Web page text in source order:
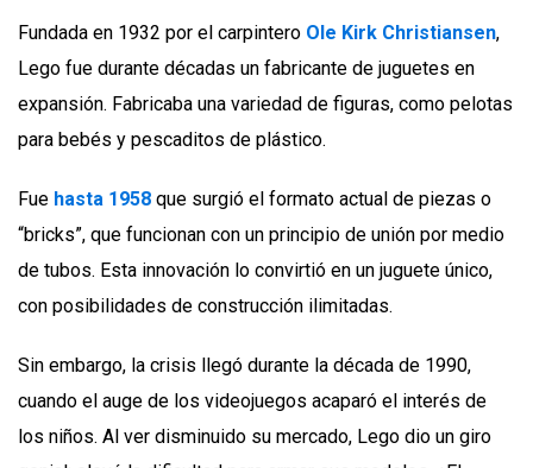
Fundada en 1932 por el carpintero Ole Kirk Christiansen,
Lego fue durante décadas un fabricante de juguetes en
expansión. Fabricaba una variedad de figuras, como pelotas
para bebés y pescaditos de plástico.
Fue hasta 1958 que surgió el formato actual de piezas o
“bricks”, que funcionan con un principio de unión por medio
de tubos. Esta innovación lo convirtió en un juguete único,
con posibilidades de construcción ilimitadas.
Sin embargo, la crisis llegó durante la década de 1990,
cuando el auge de los videojuegos acaparó el interés de
los niños. Al ver disminuido su mercado, Lego dio un giro